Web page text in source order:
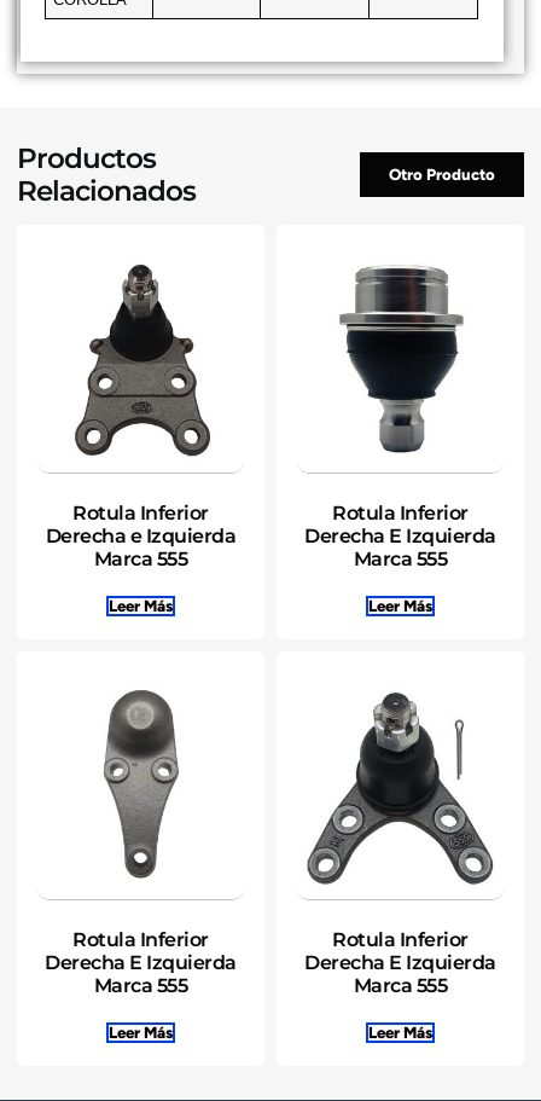
Productos
Relacionados
Otro Producto
Rotula Inferior
Derecha e Izquierda
Marca 555
Leer Más
Rotula Inferior
Derecha E Izquierda
Marca 555
Leer Más
Rotula Inferior
Derecha E Izquierda
Marca 555
Leer Más
Rotula Inferior
Derecha E Izquierda
Marca 555
Leer Más